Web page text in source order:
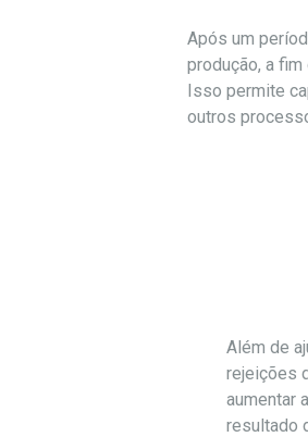
Após um
produção, a
Isso permite
outros
Além de
rejeições
aumentar
resultado